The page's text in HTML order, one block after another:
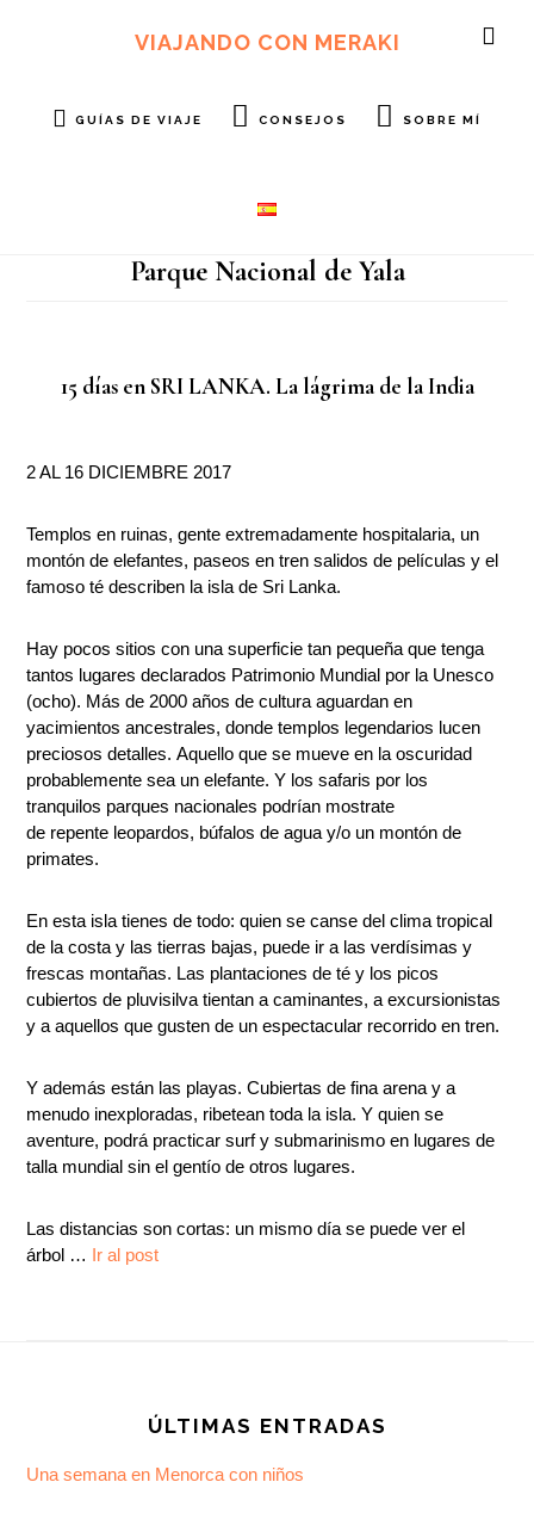
VIAJANDO CON MERAKI
GUÍAS DE VIAJE CONSEJOS SOBRE MÍ
Parque Nacional de Yala
15 días en SRI LANKA. La lágrima de la India
2 AL 16 DICIEMBRE 2017
Templos en ruinas, gente extremadamente hospitalaria, un
montón de elefantes, paseos en tren salidos de películas y el
famoso té describen la isla de Sri Lanka.
Hay pocos sitios con una superficie tan pequeña que tenga
tantos lugares declarados Patrimonio Mundial por la Unesco
(ocho). Más de 2000 años de cultura aguardan en
yacimientos ancestrales, donde templos legendarios lucen
preciosos detalles. Aquello que se mueve en la oscuridad
probablemente sea un elefante. Y los safaris por los
tranquilos parques nacionales podrían mostrate
de repente leopardos, búfalos de agua y/o un montón de
primates.
En esta isla tienes de todo: quien se canse del clima tropical
de la costa y las tierras bajas, puede ir a las verdísimas y
frescas montañas. Las plantaciones de té y los picos
cubiertos de pluvisilva tientan a caminantes, a excursionistas
y a aquellos que gusten de un espectacular recorrido en tren.
Y además están las playas. Cubiertas de fina arena y a
menudo inexploradas, ribetean toda la isla. Y quien se
aventure, podrá practicar surf y submarinismo en lugares de
talla mundial sin el gentío de otros lugares.
Las distancias son cortas: un mismo día se puede ver el
árbol … Ir al post
ÚLTIMAS ENTRADAS
Una semana en Menorca con niños